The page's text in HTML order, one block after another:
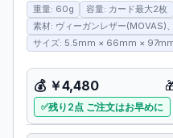
重量: 60g
容量: カード最大2枚
素材: ヴィーガンレザー(MOVAS)
サイズ: 5.5mm × 66mm ×
💰 ￥4,480
残り2点 ご注文はお早めに